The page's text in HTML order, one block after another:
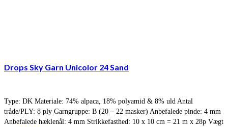
Drops Sky Garn Unicolor 24 Sand
Type: DK Materiale: 74% alpaca, 18% polyamid & 8% uld Antal
tråde/PLY: 8 ply Garngruppe: B (20 – 22 masker) Anbefalede pinde: 4 mm
Anbefalede hæklenål: 4 mm Strikkefasthed: 10 x 10 cm = 21 m x 28p Vægt